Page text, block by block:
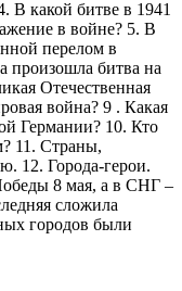
В какой битве в 1941
в войне? 5. В
перелом в
произошла битва на
Отечественная
война? 9 . Какая
Германии? 10. Кто
11. Страны,
12. Города-герои.
8 мая, а в СНГ –
сложила
городов были